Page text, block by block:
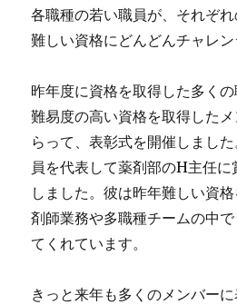
各職種の若い職員が、それぞ
難しい資格にどんどんチャレン
昨年度に資格を取得した多く
難易度の高い資格を取得した
らって、表彰式を開催しまし
員を代表して薬剤部のH主任
しました。彼は昨年難しい資
剤師業務や多職種チームの中
てくれています。
きっと来年も多くのメンバー